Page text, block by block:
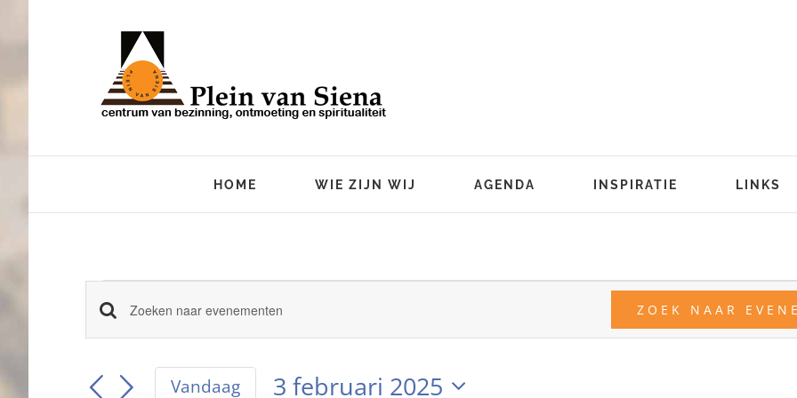
HOME WIE ZIJN WIJ AGENDA INSPIRATIE LINKS
Evenementen
Evenementen
Zoeken
Vul
een
in.
ZOEK NAAR
Vandaag
3 februari 2025